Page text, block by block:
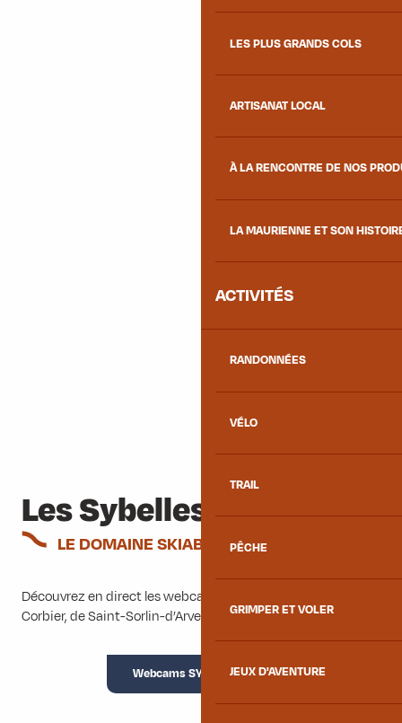
LES PLUS GRANDS COLS
ARTISANAT LOCAL
À LA RENCONTRE DE NOS
LA MAURIENNE ET SON
ACTIVITÉS
RANDONNÉES
VÉLO
TRAIL
PÊCHE
GRIMPER ET VOLER
JEUX D'AVENTURE
Les Sybelles®
LE DOMAINE SKIABLE
Découvrez en direct les webcams de la Toussuire, du
Corbier, de Saint-Sorlin-d’Arves et de Saint-Jean-d’Arves.
Webcams SYBELLES®